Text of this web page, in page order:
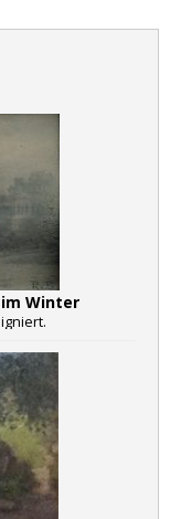
im Winter